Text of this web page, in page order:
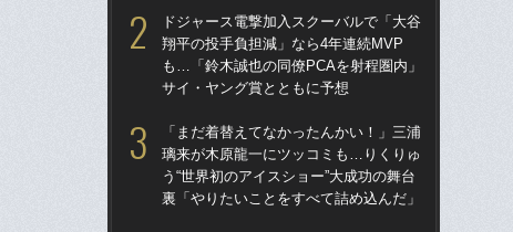
ドジャース電撃加入スクーバルで「大谷
翔平の投手負担減」なら4年連続MVP
も…「鈴木誠也の同僚PCAを射程圏内」
サイ・ヤング賞とともに予想
「まだ着替えてなかったんかい！」三浦
璃来が木原龍一にツッコミも…りくりゅ
う“世界初のアイスショー”大成功の舞台
裏「やりたいことをすべて詰め込んだ」